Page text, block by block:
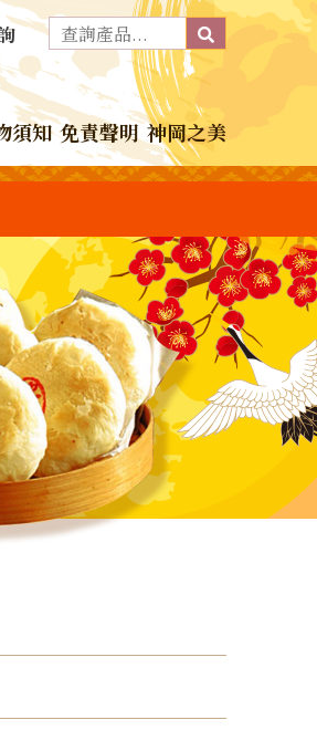
須知 免責聲明 神岡之美